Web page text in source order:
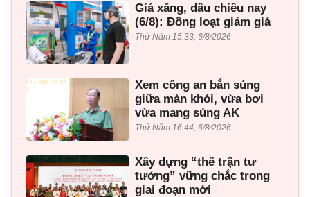
Giá xăng, dầu chiều nay
(6/8): Đồng loạt giảm giá
Thứ Năm 15:33, 6/8/2026
Xem công an bắn súng
giữa màn khói, vừa bơi
vừa mang súng AK
Thứ Năm 16:44, 6/8/2026
Xây dựng “thế trận tư
tưởng” vững chắc trong
giai đoạn mới